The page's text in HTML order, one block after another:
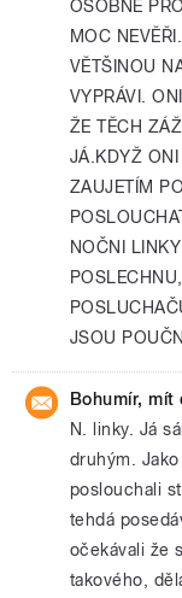
OSOBNĚ
MOC
VĚTŠINOU
VYPRÁVI.
ŽE TĚCH
JÁ.KDYŽ ONI
ZAUJETÍM
NOČNI
JSOU
Bohumír,
N. linky. Já
druhým.
poslouchali
tehdá
očekávali že
takového,